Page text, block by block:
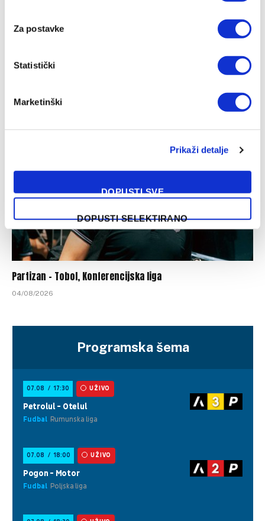
Za postavke
Statistički
Marketinški
Prikaži detalje
DOPUSTI SVE
DOPUSTI SELEKTIRANO
04/08/2026
Partizan – Tobol, Konferencijska liga
04/08/2026
Programska šema